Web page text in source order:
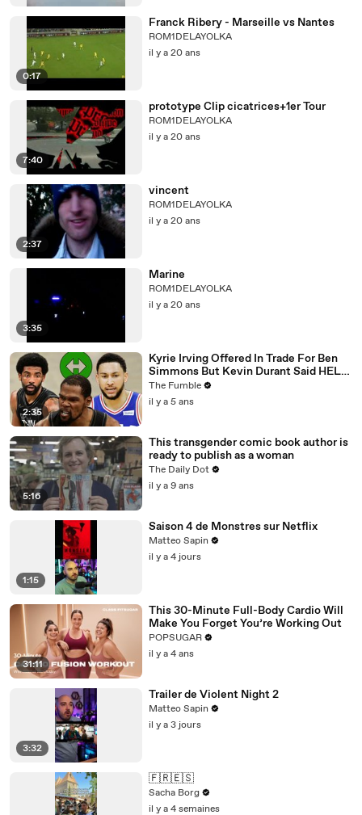
0:17
Franck Ribery - Marseille vs Nantes
ROM1DELAYOLKA
il y a 20 ans
7:40
prototype Clip cicatrices+1er Tour
ROM1DELAYOLKA
il y a 20 ans
2:37
vincent
ROM1DELAYOLKA
il y a 20 ans
3:35
Marine
ROM1DELAYOLKA
il y a 20 ans
2:35
Kyrie Irving Offered In Trade For Ben
Simmons But Kevin Durant Said HELL
NO, Shut Down Trade
The Fumble
il y a 5 ans
5:16
This transgender comic book author is
ready to publish as a woman
The Daily Dot
il y a 9 ans
1:15
Saison 4 de Monstres sur Netflix
Matteo Sapin
il y a 4 jours
31:11
This 30-Minute Full-Body Cardio Will
Make You Forget You’re Working Out
POPSUGAR
il y a 4 ans
3:32
Trailer de Violent Night 2
Matteo Sapin
il y a 3 jours
🇫🇷🇪🇸
Sacha Borg
il y a 4 semaines